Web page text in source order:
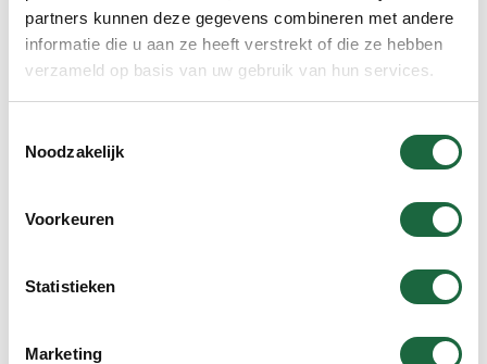
partners kunnen deze gegevens combineren met andere
informatie die u aan ze heeft verstrekt of die ze hebben
verzameld op basis van uw gebruik van hun services.
Noodzakelijk
Voorkeuren
Statistieken
Marketing
Voordeelverpakkingen
Curcumine
In winkelmand